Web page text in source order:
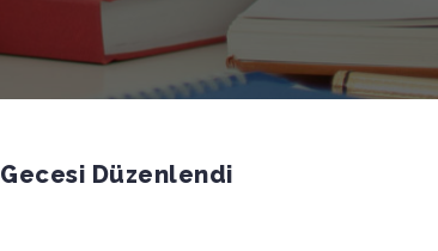
Düzenlendi